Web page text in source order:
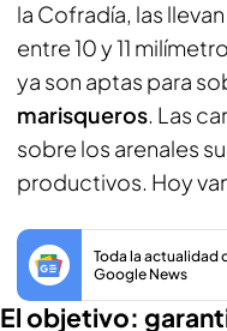
la Cofradía, las
entre 10 y 11
ya son aptas para
marisqueros. Las
sobre los arenales
productivos. Hoy
Toda la actualidad
Google News
El objetivo: